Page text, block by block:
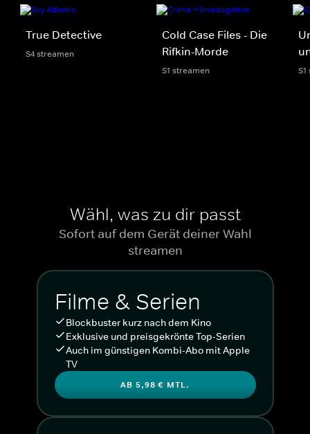
True Detective
S4 streamen
Cold Case Files - Die
Rifkin-Morde
S1 streamen
Wähl, was zu dir passt
Sofort auf dem Gerät deiner Wahl
streamen
Filme & Serien
Blockbuster kurz nach dem Kino
Exklusive und preisgekrönte Top-Serien
Auch im günstigen Kombi-Abo mit Apple
TV
AB 5,98 € MTL.